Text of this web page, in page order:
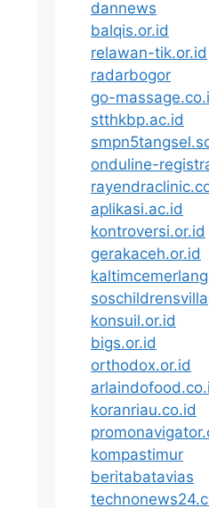
dannews
balqis.or.id
relawan-tik.or.id
radarbogor
go-
stthkbp.ac.id
onduline-
aplikasi.ac.id
kontroversi.or.id
gerakaceh.or.id
konsuil.or.id
bigs.or.id
orthodox.or.id
koranriau.co.id
kompastimur
beritabatavias